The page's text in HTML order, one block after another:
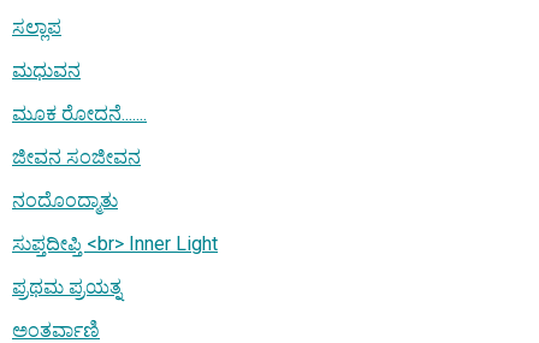
ಸಲ್ಲಾಪ
ಮಧುವನ
ಮೂಕ ರೋದನೆ.......
ಜೀವನ ಸಂಜೀವನ
ನಂದೊಂದ್ಮಾತು
ಸುಪ್ತದೀಪ್ತಿ <br> Inner Light
ಪ್ರಥಮ ಪ್ರಯತ್ನ
ಅಂತರ್ವಾಣಿ